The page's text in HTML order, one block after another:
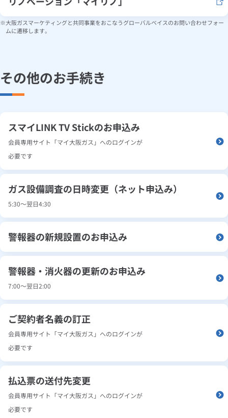
大阪ガスマーケティングと共同事業をおこなうグローバルベイスのお問い合わせフォー
ムに遷移します。
その他のお手続き
スマイLINK TV Stickのお申込み
会員専用サイト「マイ大阪ガス」へのログインが
必要です
ガス設備調査の日時変更（ネット申込み）
5:30～翌日4:30
警報器の新規設置のお申込み
警報器・消火器の更新のお申込み
7:00～翌日2:00
ご契約者名義の訂正
会員専用サイト「マイ大阪ガス」へのログインが
必要です
払込票の送付先変更
会員専用サイト「マイ大阪ガス」へのログインが
必要です